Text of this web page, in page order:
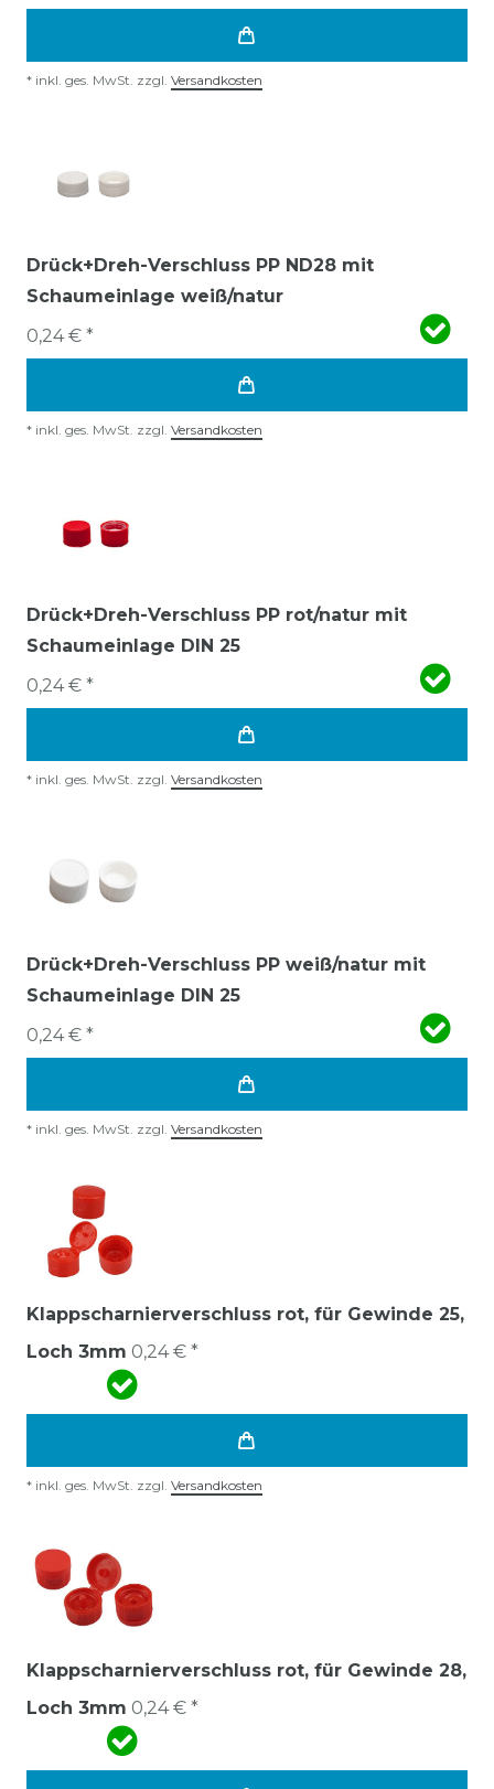
* inkl. ges. MwSt. zzgl. Versandkosten
Drück+Dreh-Verschluss PP ND28 mit
Schaumeinlage weiß/natur
0,24 € *
* inkl. ges. MwSt. zzgl. Versandkosten
Drück+Dreh-Verschluss PP rot/natur mit
Schaumeinlage DIN 25
0,24 € *
* inkl. ges. MwSt. zzgl. Versandkosten
Drück+Dreh-Verschluss PP weiß/natur mit
Schaumeinlage DIN 25
0,24 € *
* inkl. ges. MwSt. zzgl. Versandkosten
Klappscharnierverschluss rot, für Gewinde 25,
Loch 3mm 0,24 € *
* inkl. ges. MwSt. zzgl. Versandkosten
Klappscharnierverschluss rot, für Gewinde 28,
Loch 3mm 0,24 € *